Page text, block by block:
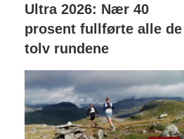
Ultra 2026: Nær 40
prosent fullførte alle de
tolv rundene